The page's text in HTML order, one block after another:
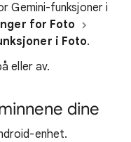
Gemini-funksjoner i
for Foto
i Foto.
eller av.
dine
enhet.